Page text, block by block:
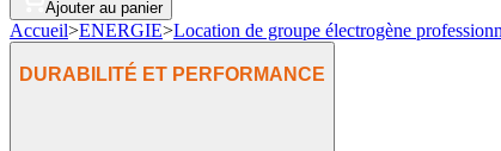
Ajouter au panier
Accueil>ENERGIE>Location de groupe électrogène
DURABILITÉ ET PERFORMANCE